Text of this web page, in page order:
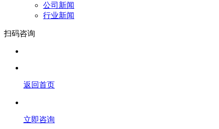
公司新闻
行业新闻
扫码咨询
返回首页
立即咨询